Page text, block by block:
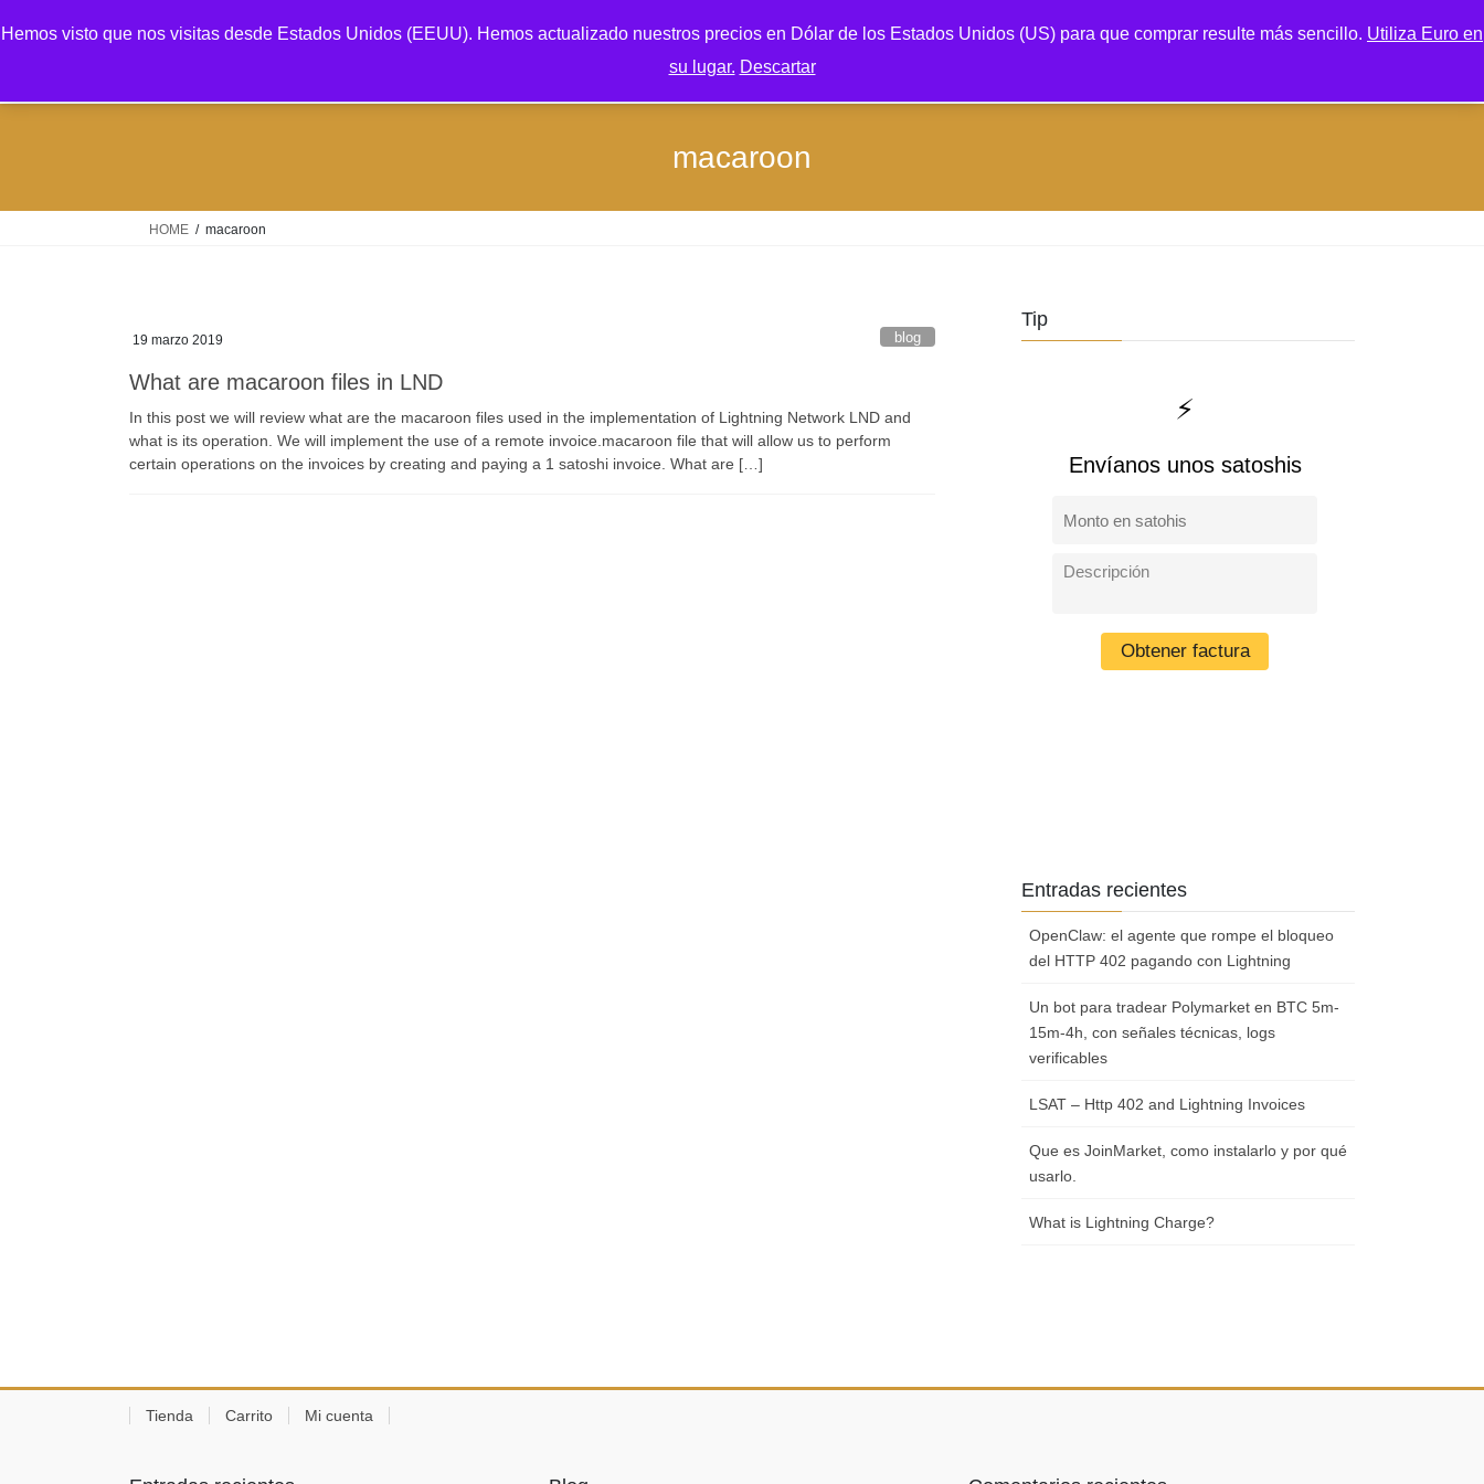
al
a
macaroon
HOME macaroon
19 marzo 2019 blog
What are macaroon files in LND
In this post we will review what are the macaroon files used in the implementation of Lightning Network LND and
what is its operation. We will implement the use of a remote invoice.macaroon file that will allow us to perform
certain operations on the invoices by creating and paying a 1 satoshi invoice. What are […]
Tip
Entradas recientes
OpenClaw: el agente que rompe el bloqueo
del HTTP 402 pagando con Lightning
Un bot para tradear Polymarket en BTC 5m-
15m-4h, con señales técnicas, logs
verificables
LSAT – Http 402 and Lightning Invoices
Que es JoinMarket, como instalarlo y por qué
usarlo.
What is Lightning Charge?
Tienda Carrito Mi cuenta
Hemos visto que nos visitas desde Estados Unidos (EEUU). Hemos actualizado nuestros precios en Dólar de los Estados Unidos (US) para que comprar resulte más sencillo. Utiliza Euro en
su lugar. Descartar